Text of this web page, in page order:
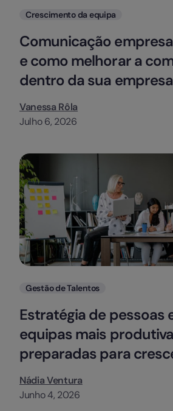
Categorias
Crescimento da equipa
Comunicação
e como melhorar a
dentro da sua empresa
Vanessa Rôla
Julho 6, 2026
Categorias
Gestão de Talentos
Estratégia de pessoas
equipas mais
preparadas para
Nádia Ventura
Junho 4, 2026